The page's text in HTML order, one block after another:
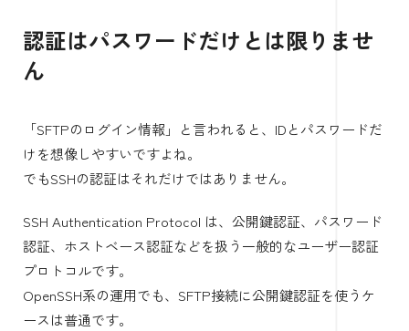
認証はパスワードだけとは限りませ
ん
「SFTPのログイン情報」と言われると、IDとパスワードだ
けを想像しやすいですよね。
でもSSHの認証はそれだけではありません。
SSH Authentication Protocol は、公開鍵認証、パスワード
認証、ホストベース認証などを扱う一般的なユーザー認証
プロトコルです。
OpenSSH系の運用でも、SFTP接続に公開鍵認証を使うケ
ースは普通です。